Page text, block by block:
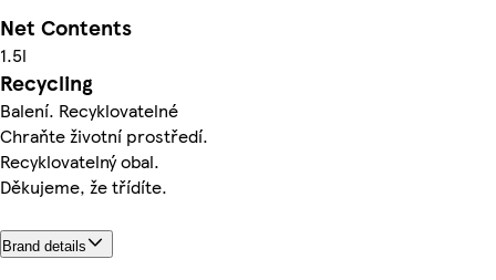
Net Contents
1.5l
Recycling
Balení. Recyklovatelné
Chraňte životní prostředí.
Recyklovatelný obal.
Děkujeme, že třídíte.
Brand details